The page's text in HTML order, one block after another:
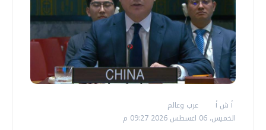
أ ش أ
عرب وعالم
الخميس، 06 اغسطس 2026 09:27 م